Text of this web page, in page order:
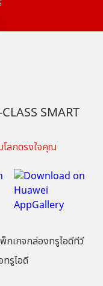
SMART
โลกตรงใจคุณ
กเกจกล่องทรูไอดีทีวี
ทรูไอดี